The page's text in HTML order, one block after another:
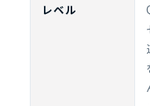
レベル